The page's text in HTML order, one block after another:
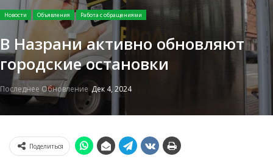
Новости Объявления Работа с обращениями
В Назрани активно обновляют
городские остановки
Последнее Обновление Дек 4, 2024
Поделиться